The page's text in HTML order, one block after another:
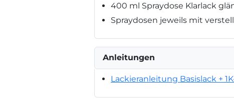
400 ml Spraydose Klarlack
Spraydosen jeweils mit
Anleitungen
Lackieranleitung Basislack +